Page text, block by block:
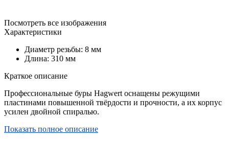
Посмотреть все изображения
Характеристики
Диаметр резьбы: 8 мм
Длина: 310 мм
Краткое описание
Профессиональные буры Hagwert оснащены режущими
пластинами повышенной твёрдости и прочности, а их корпус
усилен двойной спиралью.
Показать полное описание